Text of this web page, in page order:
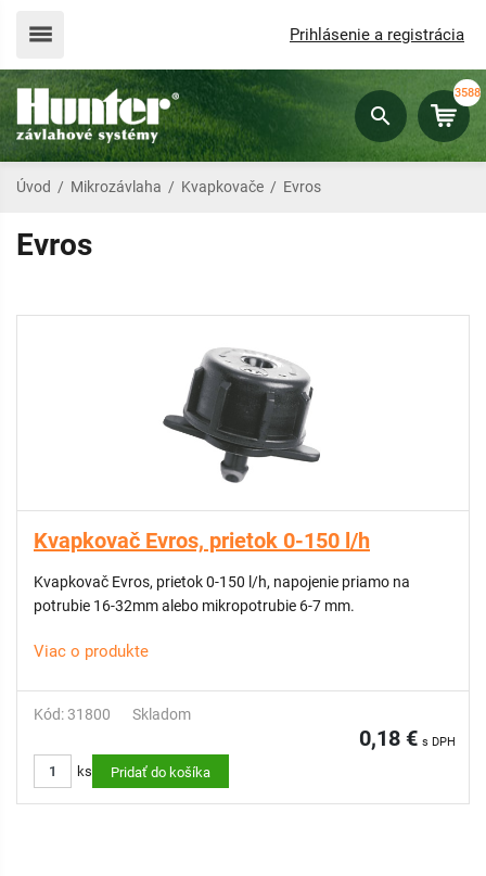
Prihlásenie a registrácia
3588
Úvod / Mikrozávlaha / Kvapkovače / Evros
Evros
Kvapkovač Evros, prietok 0-150 l/h
Kvapkovač Evros, prietok 0-150 l/h, napojenie priamo na
potrubie 16-32mm alebo mikropotrubie 6-7 mm.
Viac o produkte
Kód: 31800 Skladom
0,18 € s DPH
ks Pridať do košíka